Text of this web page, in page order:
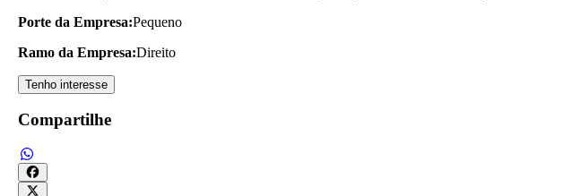
Porte da Empresa:Pequeno
Ramo da Empresa:Direito
Tenho interesse
Compartilhe